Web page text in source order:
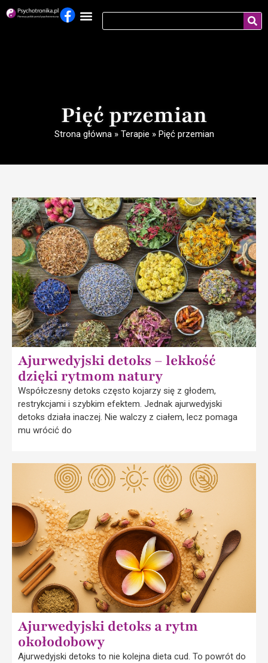
Pięć przemian
Strona główna» Terapie » Pięć przemian
Ajurwedyjski detoks – lekkość
dzięki rytmom natury
Współczesny detoks często kojarzy się z głodem,
restrykcjami i szybkim efektem. Jednak ajurwedyjski
detoks działa inaczej. Nie walczy z ciałem, lecz pomaga
mu wrócić do
Ajurwedyjski detoks a rytm
okołodobowy
Ajurwedyjski detoks to nie kolejna dieta cud. To powrót do